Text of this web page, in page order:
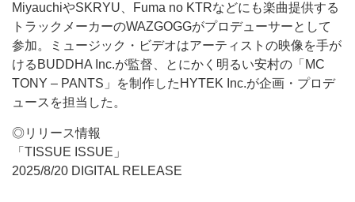
MiyauchiやSKRYU、Fuma no KTRなどにも楽曲提供する
トラックメーカーのWAZGOGGがプロデューサーとして
参加。ミュージック・ビデオはアーティストの映像を手が
けるBUDDHA Inc.が監督、とにかく明るい安村の「MC
TONY – PANTS」を制作したHYTEK Inc.が企画・プロデ
ュースを担当した。
◎リリース情報
「TISSUE ISSUE」
2025/8/20 DIGITAL RELEASE